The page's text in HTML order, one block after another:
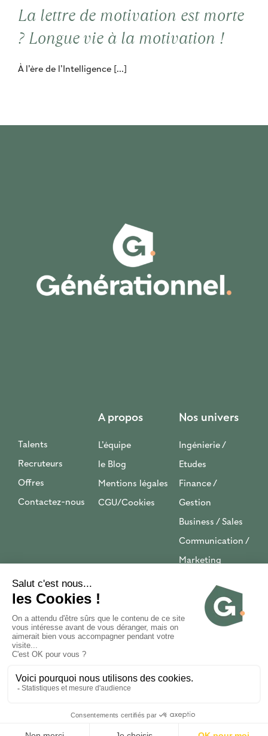
La lettre de motivation est morte
? Longue vie à la motivation !
À l’ère de l’Intelligence [...]
Talents
Recruteurs
Offres
Contactez-nous
A propos
L’équipe
le Blog
Mentions légales
CGU/Cookies
Nos univers
Ingénierie /
Etudes
Finance /
Gestion
Business / Sales
Communication /
Marketing